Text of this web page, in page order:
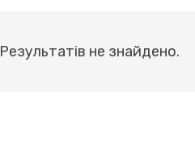
Результатів не знайдено.